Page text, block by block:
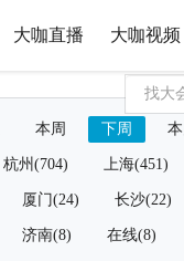
大咖直播 大咖视频
本周 下周
杭州(704) 上海(451)
厦门(24) 长沙(22)
济南(8) 在线(8)